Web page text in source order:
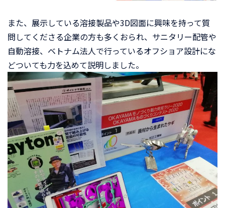
また、展示している溶接製品や3D図面に興味を持って質
問してくださる企業の方も多くおられ、サニタリー配管や
自動溶接、ベトナム法人で行っているオフショア設計にな
どついても力を込めて説明しました。